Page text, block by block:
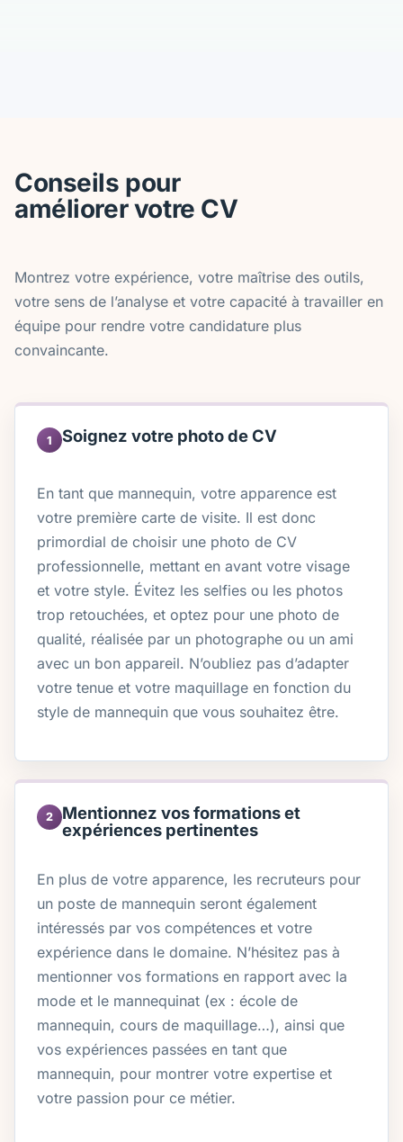
Conseils pour
améliorer votre CV
Montrez votre expérience, votre maîtrise des outils,
votre sens de l’analyse et votre capacité à travailler en
équipe pour rendre votre candidature plus
convaincante.
1 Soignez votre photo de CV
En tant que mannequin, votre apparence est
votre première carte de visite. Il est donc
primordial de choisir une photo de CV
professionnelle, mettant en avant votre visage
et votre style. Évitez les selfies ou les photos
trop retouchées, et optez pour une photo de
qualité, réalisée par un photographe ou un ami
avec un bon appareil. N’oubliez pas d’adapter
votre tenue et votre maquillage en fonction du
style de mannequin que vous souhaitez être.
2
Mentionnez vos formations et
expériences pertinentes
En plus de votre apparence, les recruteurs pour
un poste de mannequin seront également
intéressés par vos compétences et votre
expérience dans le domaine. N’hésitez pas à
mentionner vos formations en rapport avec la
mode et le mannequinat (ex : école de
mannequin, cours de maquillage…), ainsi que
vos expériences passées en tant que
mannequin, pour montrer votre expertise et
votre passion pour ce métier.